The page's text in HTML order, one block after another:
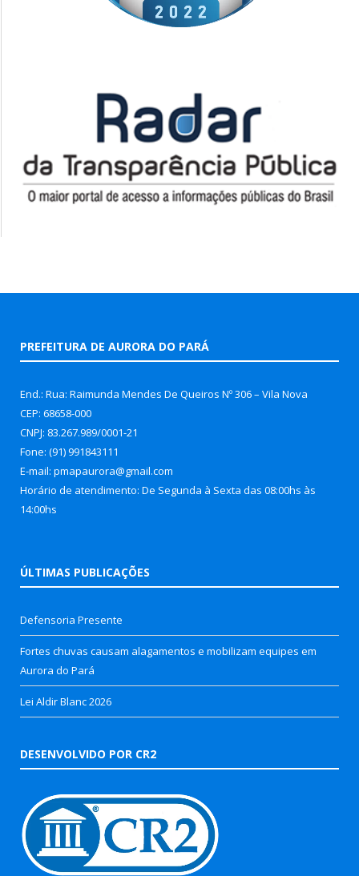
PREFEITURA DE AURORA DO PARÁ
End.: Rua: Raimunda Mendes De Queiros Nº 306 – Vila Nova
CEP: 68658-000
CNPJ: 83.267.989/0001-21
Fone: (91) 991843111
E-mail: pmapaurora@gmail.com
Horário de atendimento: De Segunda à Sexta das 08:00hs às
14:00hs
ÚLTIMAS PUBLICAÇÕES
Defensoria Presente
Fortes chuvas causam alagamentos e mobilizam equipes em
Aurora do Pará
Lei Aldir Blanc 2026
DESENVOLVIDO POR CR2